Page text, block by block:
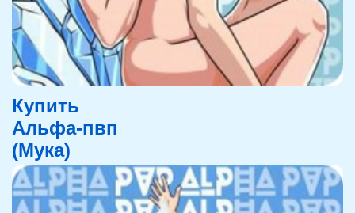
Купить
Альфа-пвп
(Мука)